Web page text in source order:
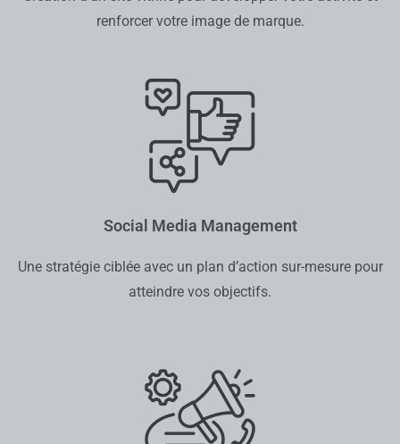
renforcer votre image de marque.
Social Media Management
Une stratégie ciblée avec un plan d’action sur-mesure pour
atteindre vos objectifs.